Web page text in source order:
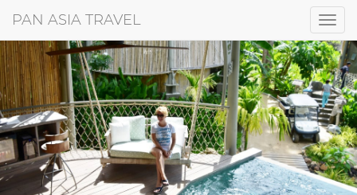
PAN ASIA TRAVEL
+421 917 372 256